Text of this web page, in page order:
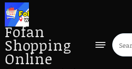
Fofan
Shopping
Online